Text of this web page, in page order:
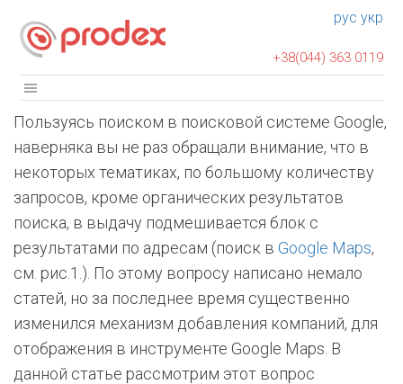
рус укр
+38(044) 363 0119
Пользуясь поиском в поисковой системе Google,
наверняка вы не раз обращали внимание, что в
некоторых тематиках, по большому количеству
запросов, кроме органических результатов
поиска, в выдачу подмешивается блок с
результатами по адресам (поиск в Google Maps,
см. рис.1.). По этому вопросу написано немало
статей, но за последнее время существенно
изменился механизм добавления компаний, для
отображения в инструменте Google Maps. В
данной статье рассмотрим этот вопрос